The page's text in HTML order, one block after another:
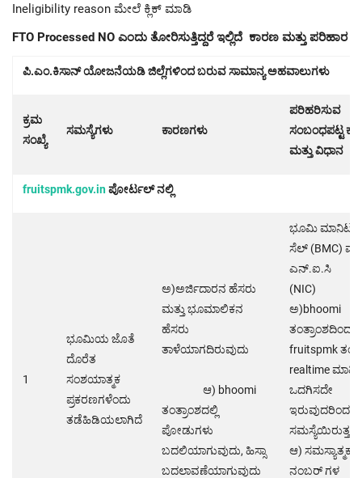
Ineligibility reason ಮೇಲೆ ಕ್ಲಿಕ್ ಮಾಡಿ
FTO Processed NO ಎಂದು ತೋರಿಸುತ್ತಿದ್ದರೆ ಇಲ್ಲಿದೆ ಕಾರಣ ಮತ್ತು ಪರಿಹಾರ
ಪಿ.ಎಂ.ಕಿಸಾನ್ ಯೋಜನೆಯಡಿ ಜಿಲ್ಲೆಗಳಿಂದ ಬರುವ ಸಾಮಾನ್ಯ ಅಹವಾಲುಗಳು
ಕ್ರಮ
ಸಂಖ್ಯೆ
ಸಮಸ್ಯೆಗಳು ಕಾರಣಗಳು
ಪರಿಹರಿಸುವ
ಸಂಬಂಧಪಟ್ಟ
ಮತ್ತು ವಿಧಾನ
fruitspmk.gov.inಪೋರ್ಟಲ್ ನಲ್ಲಿ
1
ಭೂಮಿಯ ಜೊತೆ
ದೊರೆತ
ಸಂಶಯಾತ್ಮಕ
ಪ್ರಕರಣಗಳೆಂದು
ತಡೆಹಿಡಿಯಲಾಗಿದೆ
ಅ)ಅರ್ಜಿದಾರನ ಹೆಸರು
ಮತ್ತು ಭೂಮಾಲಿಕನ
ಹೆಸರು
ತಾಳೆಯಾಗದಿರುವುದು
ಆ) bhoomi
ತಂತ್ರಾಂಶದಲ್ಲಿ
ಪೋಡುಗಳು
ಬದಲಿಯಾಗುವುದು, ಹಿಸ್ಸಾ
ಬದಲಾವಣೆಯಾಗುವುದು
ಭೂಮಿ
ಸೆಲ್ (BMC)
ಎನ್.ಐ.ಸಿ
ಅ)bhoomi
ತಂತ್ರಾಂಶದಿಂದ
fruitspmk
realtime
ಒದಗಿಸದೇ
ಇರುವುದರಿಂದ
ಆ) ಸಮಸ್ಯಾತ್ಮಕ
ನಂಬರ್ ಗಳ